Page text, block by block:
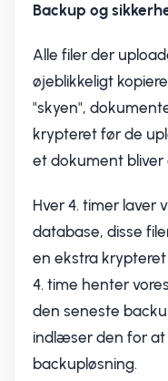
Backup og
Alle filer der
øjeblikkeligt
"skyen",
krypteret før de
et dokument
Hver 4. timer laver
database, disse
en ekstra
4. time henter
den seneste
indlæser den for at
backupløsning.